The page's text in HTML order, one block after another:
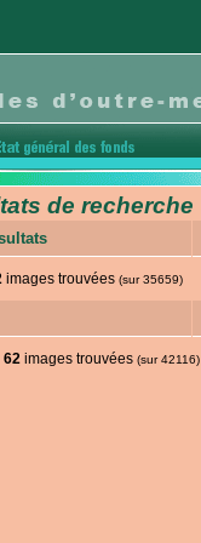
de recherche
images trouvées (sur 35659)
62 images trouvées (sur 42116)